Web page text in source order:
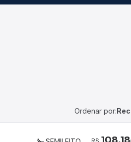
Ordenar por:
R$ 108,18